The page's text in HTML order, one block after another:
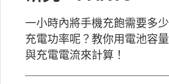
一小時內將手機充飽需要多少
充電功率呢？教你用電池容量
與充電電流來計算！